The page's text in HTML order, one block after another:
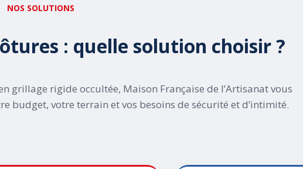
NOS SOLUTIONS
: quelle solution choisir ?
rigide occultée, Maison Française de l’Artisanat vous
budget, votre terrain et vos besoins de sécurité et d’intimité.